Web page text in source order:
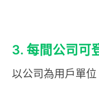
3. 每間公司可
以公司為用戶單